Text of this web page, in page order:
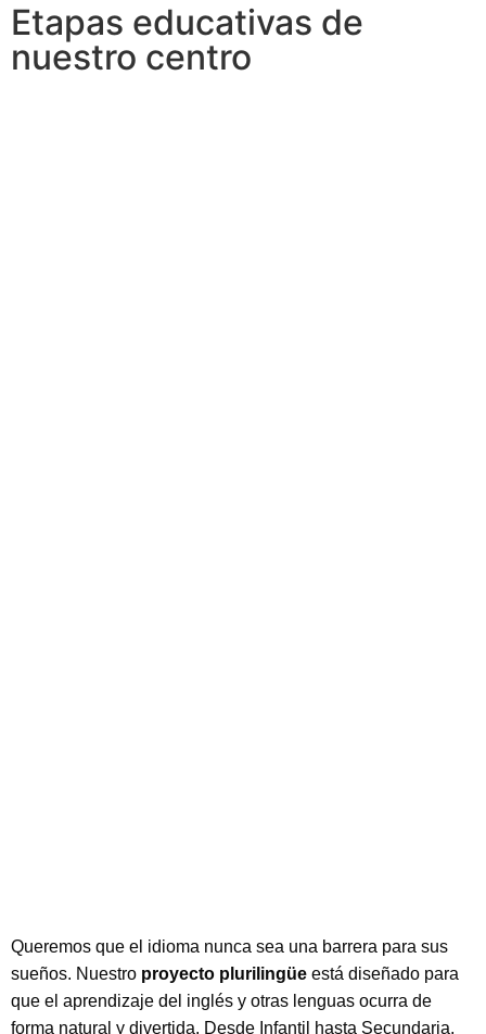
Etapas educativas de
nuestro centro
Queremos que el idioma nunca sea una barrera para sus
sueños. Nuestro proyecto plurilingüe está diseñado para
que el aprendizaje del inglés y otras lenguas ocurra de
forma natural y divertida. Desde Infantil hasta Secundaria,